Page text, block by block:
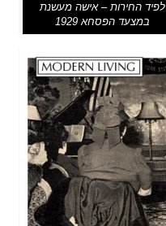
לפיד החירות – אישה מעשנת
במצעד הפסחא 1929